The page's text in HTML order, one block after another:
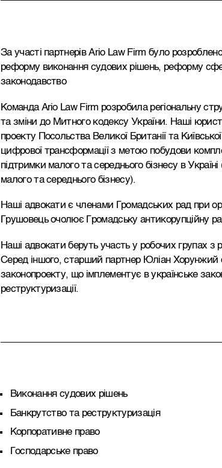
За участі партнерів Ario Law Firm було
реформу виконання судових рішень, реформу
законодавство
Команда Ario Law Firm розробила регіональну
та зміни до Митного кодексу України. Наші
проекту Посольства Великої Британії та
цифрової трансформації з метою побудови
підтримки малого та середнього бізнесу в
малого та середнього бізнесу).
Наші адвокати є членами Громадських рад при
Грушовець очолює Громадську антикорупційну
Наші адвокати беруть участь у робочих групах з
Серед іншого, старший партнер Юліан Хорунжий
законопроекту, що імплементує в українське
реструктуризації.
Виконання судових рішень
Банкрутство та реструктуризація
Корпоративне право
Господарське право